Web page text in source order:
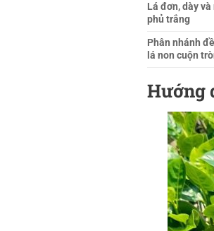
Lá đơn, dày và
phủ trắng
Phân nhánh
lá non cuộn
Hướng